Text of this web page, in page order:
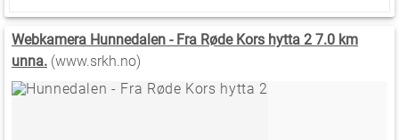
Webkamera Hunnedalen - Fra Røde Kors hytta 2 7.0 km
unna. (www.srkh.no)